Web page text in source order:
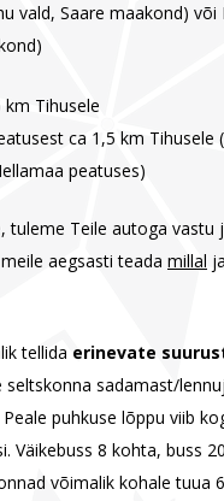
vald, Saare maakond) või
km Tihusele
ca 1,5 km Tihusele
peatuses)
tuleme Teile autoga vastu
aegsasti teada millal ja
tellida erinevate
seltskonna sadamast/
puhkuse lõppu viib
Väikebuss 8 kohta, buss
võimalik kohale tuua